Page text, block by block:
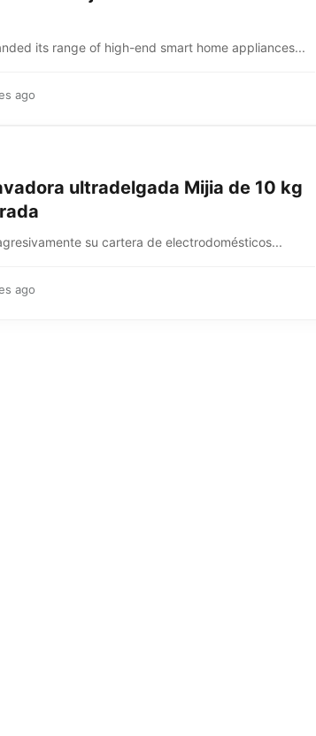
its range of high-end smart home appliances...
ago
ultradelgada Mijia de 10 kg
su cartera de electrodomésticos...
ago